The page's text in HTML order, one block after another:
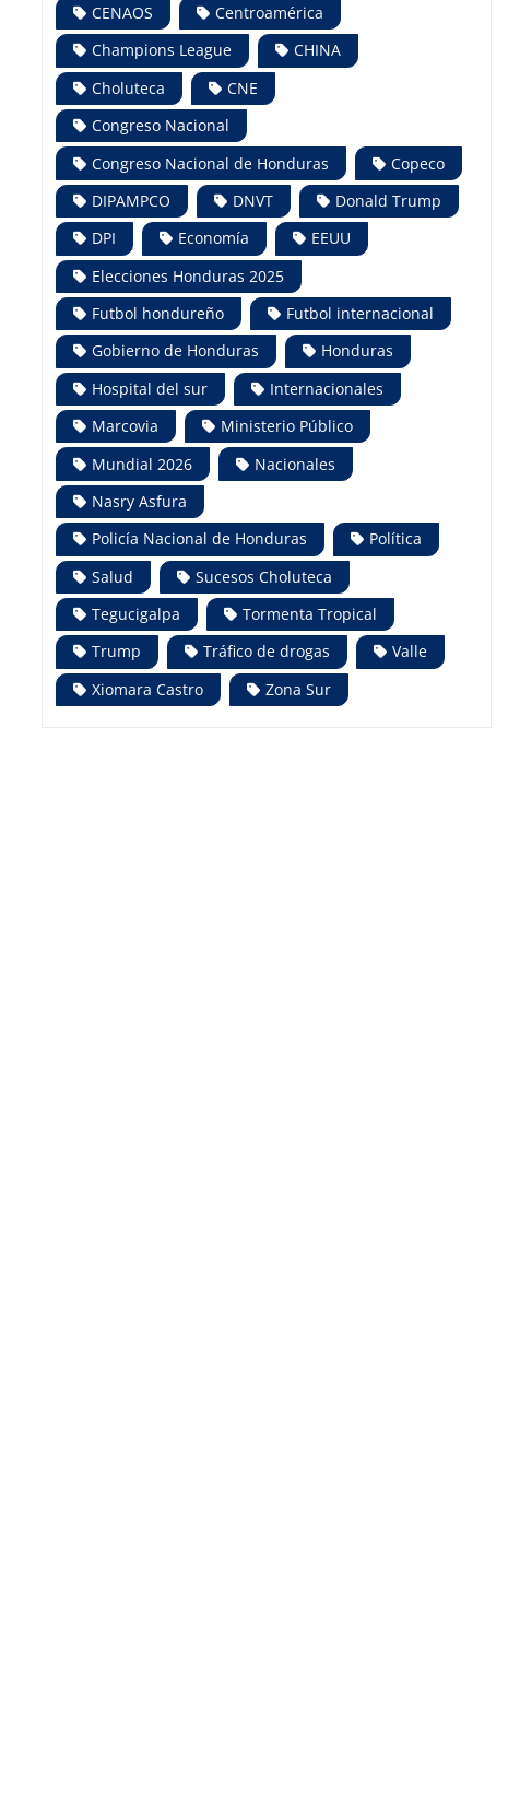
CENAOS
Centroamérica
Champions League
CHINA
Choluteca
CNE
Congreso Nacional
Congreso Nacional de Honduras
Copeco
DIPAMPCO
DNVT
Donald Trump
DPI
Economía
EEUU
Elecciones Honduras 2025
Futbol hondureño
Futbol internacional
Gobierno de Honduras
Honduras
Hospital del sur
Internacionales
Marcovia
Ministerio Público
Mundial 2026
Nacionales
Nasry Asfura
Policía Nacional de Honduras
Política
Salud
Sucesos Choluteca
Tegucigalpa
Tormenta Tropical
Trump
Tráfico de drogas
Valle
Xiomara Castro
Zona Sur